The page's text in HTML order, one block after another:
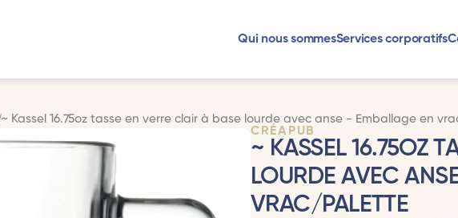
Qui nous sommesServices corporatifs
~ Kassel 16.75oz tasse en verre clair à base lourde avec anse - Emballage en
CRÉAPUB
~ KASSEL 16.75OZ
LOURDE AVEC
VRAC/PALETTE